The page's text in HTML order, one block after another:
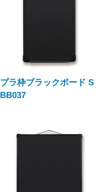
プラ枠ブラックボード S
BB037